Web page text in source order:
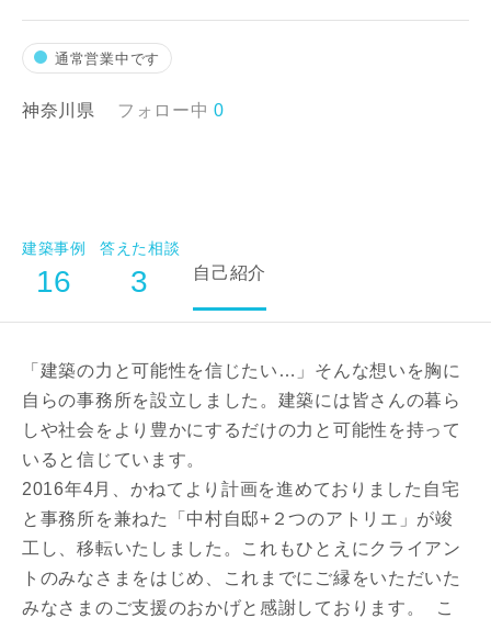
通常営業中です
神奈川県 フォロー中 0
建築事例
16
答えた相談
3 自己紹介
「建築の力と可能性を信じたい…」そんな想いを胸に
自らの事務所を設立しました。建築には皆さんの暮ら
しや社会をより豊かにするだけの力と可能性を持って
いると信じています。
2016年4月、かねてより計画を進めておりました自宅
と事務所を兼ねた「中村自邸+２つのアトリエ」が竣
工し、移転いたしました。これもひとえにクライアン
トのみなさまをはじめ、これまでにご縁をいただいた
みなさまのご支援のおかげと感謝しております。 こ